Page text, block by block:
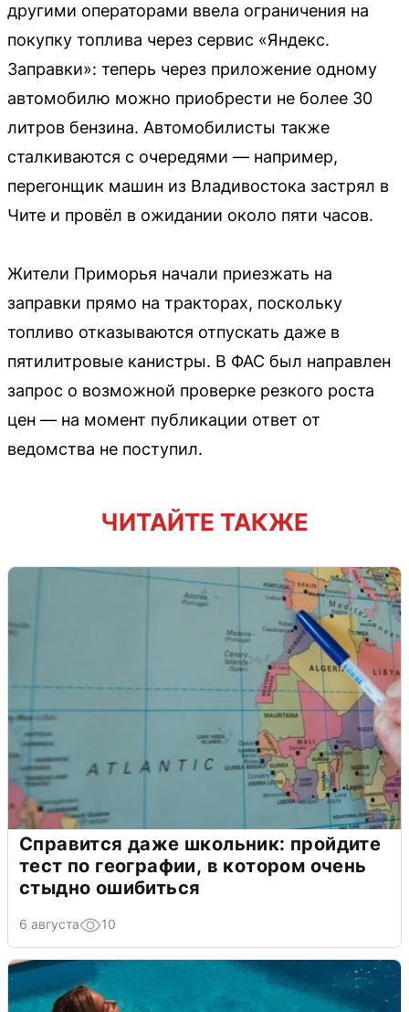
другими операторами ввела ограничения на
покупку топлива через сервис «Яндекс.
Заправки»: теперь через приложение одному
автомобилю можно приобрести не более 30
литров бензина. Автомобилисты также
сталкиваются с очередями — например,
перегонщик машин из Владивостока застрял в
Чите и провёл в ожидании около пяти часов.
Жители Приморья начали приезжать на
заправки прямо на тракторах, поскольку
топливо отказываются отпускать даже в
пятилитровые канистры. В ФАС был направлен
запрос о возможной проверке резкого роста
цен — на момент публикации ответ от
ведомства не поступил.
ЧИТАЙТЕ ТАКЖЕ
Справится даже школьник: пройдите
тест по географии, в котором очень
стыдно ошибиться
6 августа 10